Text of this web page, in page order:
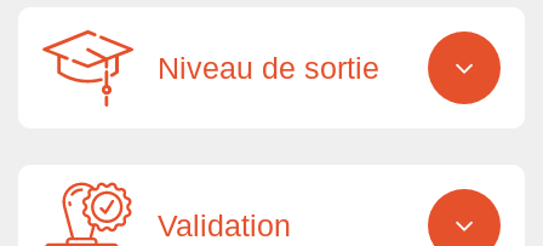
Niveau de sortie
Validation